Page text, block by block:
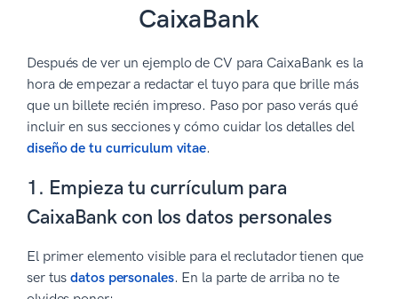
CaixaBank
Después de ver un ejemplo de CV para CaixaBank es la
hora de empezar a redactar el tuyo para que brille más
que un billete recién impreso. Paso por paso verás qué
incluir en sus secciones y cómo cuidar los detalles del
diseño de tu curriculum vitae.
1. Empieza tu currículum para
CaixaBank con los datos personales
El primer elemento visible para el reclutador tienen que
ser tusdatos personales. En la parte de arriba no te